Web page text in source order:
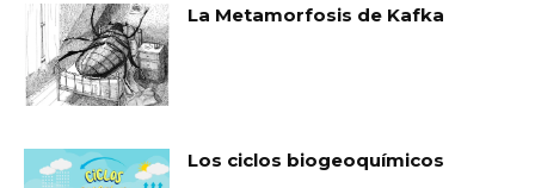
La Metamorfosis de Kafka
Los ciclos biogeoquímicos